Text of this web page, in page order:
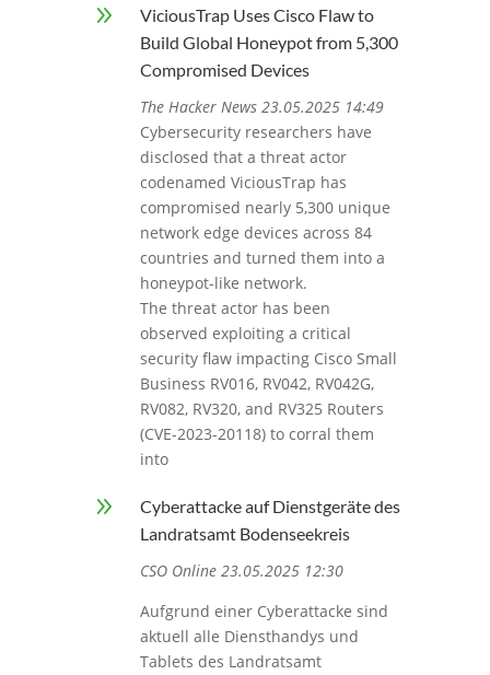
9
ViciousTrap Uses Cisco Flaw to
Build Global Honeypot from 5,300
Compromised Devices
The Hacker News 23.05.2025 14:49
Cybersecurity researchers have
disclosed that a threat actor
codenamed ViciousTrap has
compromised nearly 5,300 unique
network edge devices across 84
countries and turned them into a
honeypot-like network.
The threat actor has been
observed exploiting a critical
security flaw impacting Cisco Small
Business RV016, RV042, RV042G,
RV082, RV320, and RV325 Routers
(CVE-2023-20118) to corral them
into
9
Cyberattacke auf Dienstgeräte des
Landratsamt Bodenseekreis
CSO Online 23.05.2025 12:30
Aufgrund einer Cyberattacke sind
aktuell alle Diensthandys und
Tablets des Landratsamt